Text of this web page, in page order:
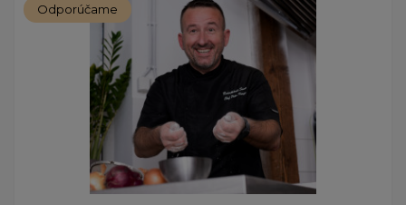
Odporúčame